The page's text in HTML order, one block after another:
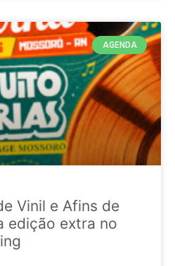
AGENDA
Vinil e Afins de
edição extra no